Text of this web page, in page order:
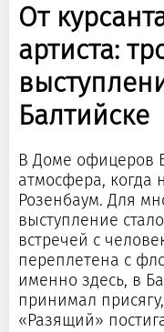
От
артиста:
Балтийске
В Доме офицеров
атмосфера, когда
Розенбаум. Для
выступление
встречей с
переплетена с
именно здесь, в
принимал
«Разящий»